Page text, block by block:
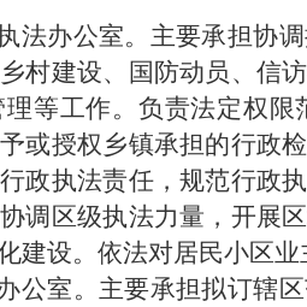
法办公室。主要承担协
村建设、国防动员、信
等工作。负责法定权
或授权乡镇承担的行政
政执法责任，规范行政
调区级执法力量， 开展
建设。依法对居民小区
公室。主要承担拟订辖